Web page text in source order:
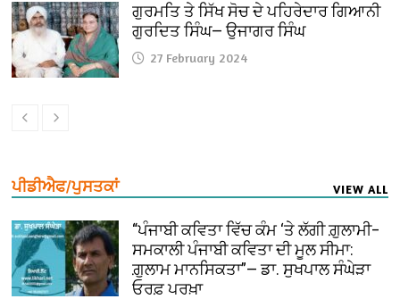
ਗੁਰਮਤਿ ਤੇ ਸਿੱਖ ਸੋਚ ਦੇ ਪਹਿਰੇਦਾਰ ਗਿਆਨੀ
ਗੁਰਦਿਤ ਸਿੰਘ— ਉਜਾਗਰ ਸਿੰਘ
27 February 2024
ਪੀਡੀਐਫ/ਪੁਸਤਕਾਂ VIEW ALL
“ਪੰਜਾਬੀ ਕਵਿਤਾ ਵਿੱਚ ਕੰਮ ‘ਤੇ ਲੱਗੀ ਗ਼ੁਲਾਮੀ–
ਸਮਕਾਲੀ ਪੰਜਾਬੀ ਕਵਿਤਾ ਦੀ ਮੂਲ ਸੀਮਾ:
ਗ਼ੁਲਾਮ ਮਾਨਸਿਕਤਾ”— ਡਾ. ਸੁਖਪਾਲ ਸੰਘੇੜਾ
ਓਰਫ਼ ਪਰਖ਼ਾ